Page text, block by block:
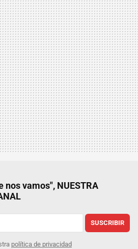
nos vamos", NUESTRA
SUSCRIBIR
política de privacidad